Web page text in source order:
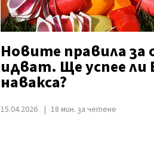
Новите правила за
идват. Ще успее ли
навакса?
15.04.2026 18 мин. за четене